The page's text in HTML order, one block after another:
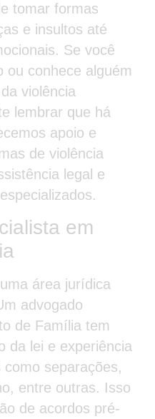
tomar formas
e insultos até
Se você
ou conhece alguém
violência
lembrar que há
apoio e
de violência
legal e
em
área jurídica
advogado
de Família tem
da lei e experiência
separações,
entre outras. Isso
de acordos pré-